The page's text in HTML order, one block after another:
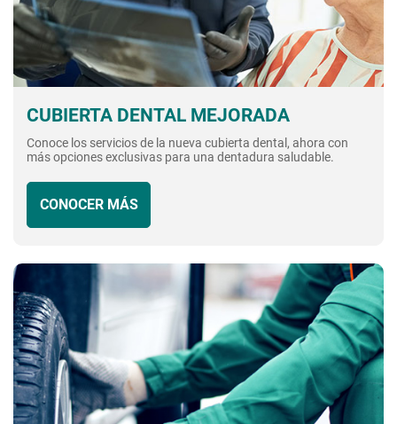
CUBIERTA DENTAL MEJORADA
Conoce los servicios de la nueva cubierta dental, ahora con
más opciones exclusivas para una dentadura saludable.
CONOCER MÁS